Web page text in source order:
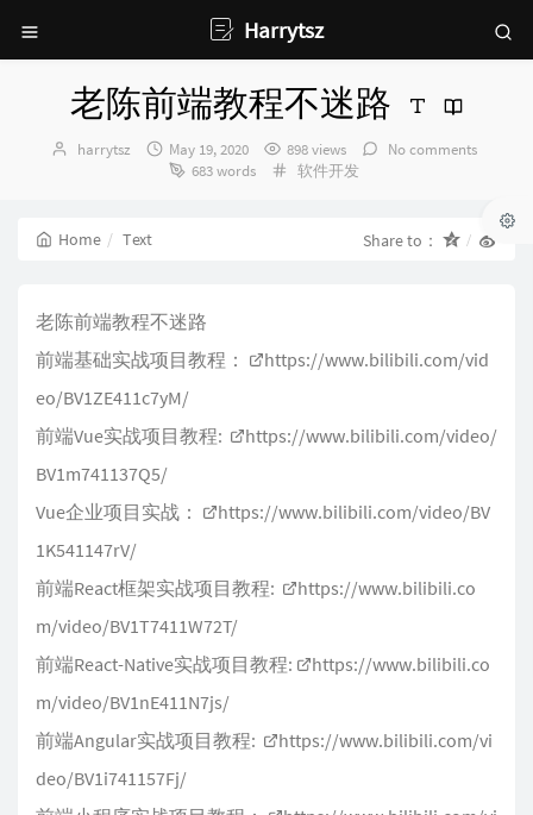
Harrytsz
老陈前端教程不迷路
Author：
harrytsz
发
布
May 19, 2020 898 views
No comments
683 words
Categories：
软件开发
Home Text Share to：
老陈前端教程不迷路
前端基础实战项目教程：
https://www.bilibili.com/vid
eo/BV1ZE411c7yM/
前端Vue实战项目教程:
https://www.bilibili.com/video/
BV1m741137Q5/
Vue企业项目实战：
https://www.bilibili.com/video/BV
1K541147rV/
前端React框架实战项目教程:
https://www.bilibili.co
m/video/BV1T7411W72T/
前端React-Native实战项目教程:
https://www.bilibili.co
m/video/BV1nE411N7js/
前端Angular实战项目教程:
https://www.bilibili.com/vi
deo/BV1i741157Fj/